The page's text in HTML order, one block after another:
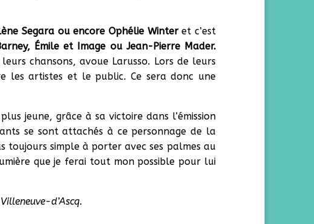
Segara ou encore Ophélie Winteret c’est
Émile et Image ou Jean-Pierre Mader.
leurs chansons, avoue Larusso. Lors de leurs
les artistes et le public. Ce sera donc une
jeune, grâce à sa victoire dans l’émission
se sont attachés à ce personnage de la
toujours simple à porter avec ses palmes au
que je ferai tout mon possible pour lui
d’Ascq.